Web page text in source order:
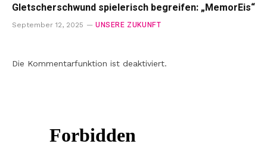
Gletscherschwund spielerisch begreifen: „MemorEis“
September 12, 2025 UNSERE ZUKUNFT
Die Kommentarfunktion ist deaktiviert.